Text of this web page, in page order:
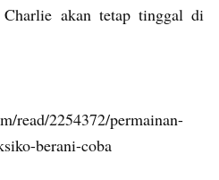
akan tetap tinggal di
read/2254372/permainan-
berani-coba